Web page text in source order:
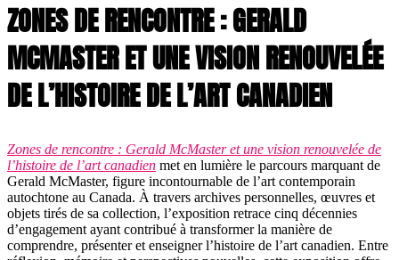
ZONES DE RENCONTRE : GERALD
MCMASTER ET UNE VISION RENOUVELÉE
DE L’HISTOIRE DE L’ART CANADIEN
Zones de rencontre : Gerald McMaster et une vision renouvelée de
l’histoire de l’art canadien met en lumière le parcours marquant de
Gerald McMaster, figure incontournable de l’art contemporain
autochtone au Canada. À travers archives personnelles, œuvres et
objets tirés de sa collection, l’exposition retrace cinq décennies
d’engagement ayant contribué à transformer la manière de
comprendre, présenter et enseigner l’histoire de l’art canadien. Entre